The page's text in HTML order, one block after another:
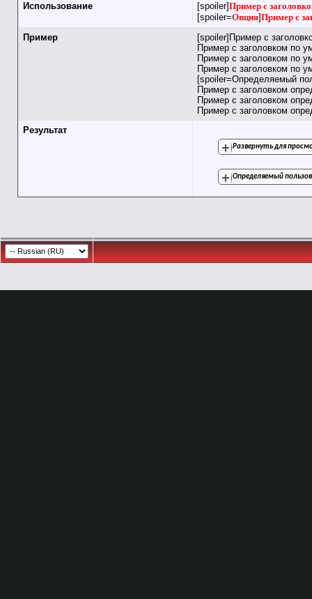
Использование [spoiler]Пример с
[spoiler=Опция]Пример с
Пример
[spoiler]Пример с
Пример с заголовком по
Пример с заголовком по
Пример с заголовком по
[spoiler=Определяемый
Пример с заголовком
Пример с заголовком
Пример с заголовком
Результат
Развернуть для
Определяемый